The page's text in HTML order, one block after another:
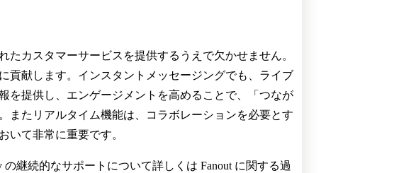
カスタマーサービスを提供するうえで欠かせません。
貢献します。インスタントメッセージングでも、ライブ
を提供し、エンゲージメントを高めることで、「つなが
またリアルタイム機能は、コラボレーションを必要とす
いて非常に重要です。
継続的なサポートについて詳しくは Fanout に関する過